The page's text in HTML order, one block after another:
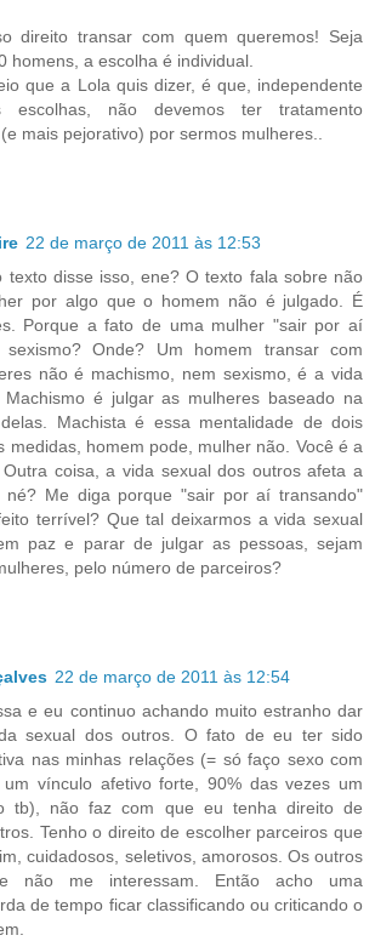
direito transar com quem queremos! Seja
homens, a escolha é individual.
que a Lola quis dizer, é que, independente
escolhas, não devemos ter tratamento
mais pejorativo) por sermos mulheres..
22 de março de 2011 às 12:53
texto disse isso, ene? O texto fala sobre não
por algo que o homem não é julgado. É
Porque a fato de uma mulher "sair por aí
Onde? Um homem transar com
não é machismo, nem sexismo, é a vida
é julgar as mulheres baseado na
Machista é essa mentalidade de dois
medidas, homem pode, mulher não. Você é a
coisa, a vida sexual dos outros afeta a
né? Me diga porque "sair por aí transando"
terrível? Que tal deixarmos a vida sexual
paz e parar de julgar as pessoas, sejam
pelo número de parceiros?
22 de março de 2011 às 12:54
e eu continuo achando muito estranho dar
sexual dos outros. O fato de eu ter sido
nas minhas relações (= só faço sexo com
vínculo afetivo forte, 90% das vezes um
tb), não faz com que eu tenha direito de
Tenho o direito de escolher parceiros que
cuidadosos, seletivos, amorosos. Os outros
não me interessam. Então acho uma
de tempo ficar classificando ou criticando o